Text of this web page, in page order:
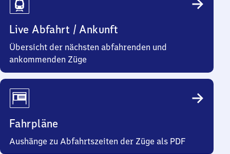
Live Abfahrt / Ankunft
Übersicht der nächsten abfahrenden und
ankommenden Züge
Fahrpläne
Aushänge zu Abfahrtszeiten der Züge als PDF